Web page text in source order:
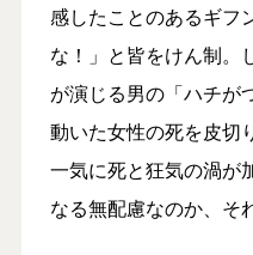
感したことのあるギフ
な！」と皆をけん制。
が演じる男の「ハチが
動いた女性の死を皮切
一気に死と狂気の渦が
なる無配慮なのか、そ